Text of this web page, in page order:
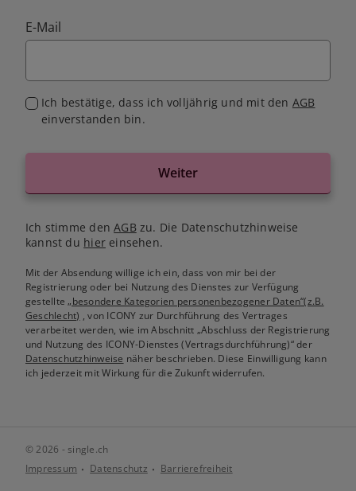
E-Mail
Ich bestätige, dass ich volljährig und mit den AGB
einverstanden bin.
Weiter
Ich stimme denAGB zu. Die Datenschutzhinweise
kannst du hiereinsehen.
Mit der Absendung willige ich ein, dass von mir bei der
Registrierung oder bei Nutzung des Dienstes zur Verfügung
gestellte„besondere Kategorien personenbezogener Daten“(z.B.
Geschlecht) , von ICONY zur Durchführung des Vertrages
verarbeitet werden, wie im Abschnitt „Abschluss der Registrierung
und Nutzung des ICONY-Dienstes (Vertragsdurchführung)“ der
Datenschutzhinweise näher beschrieben. Diese Einwilligung kann
ich jederzeit mit Wirkung für die Zukunft widerrufen.
© 2026 - single.ch
Impressum
Datenschutz Barrierefreiheit